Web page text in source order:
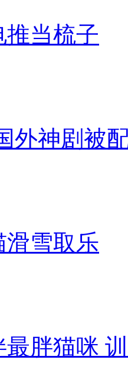
推当梳子
外神剧被
滑雪取乐
胖猫咪